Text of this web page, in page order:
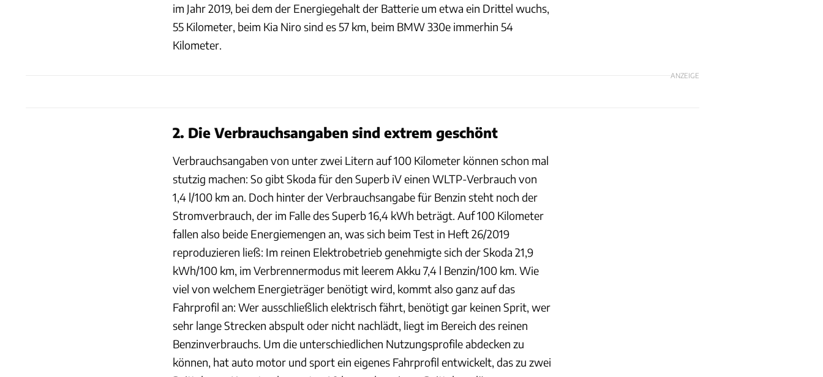
im Jahr 2019, bei dem der Energiegehalt der Batterie um etwa ein Drittel wuchs,
55 Kilometer, beim Kia Niro sind es 57 km, beim BMW 330e immerhin 54
Kilometer.
ANZEIGE
2. Die Verbrauchsangaben sind extrem geschönt
Verbrauchsangaben von unter zwei Litern auf 100 Kilometer können schon mal
stutzig machen: So gibt Skoda für den Superb iV einen WLTP-Verbrauch von
1,4 l/100 km an. Doch hinter der Verbrauchsangabe für Benzin steht noch der
Stromverbrauch, der im Falle des Superb 16,4 kWh beträgt. Auf 100 Kilometer
fallen also beide Energiemengen an, was sich beim Test in Heft 26/2019
reproduzieren ließ: Im reinen Elektrobetrieb genehmigte sich der Skoda 21,9
kWh/100 km, im Verbrennermodus mit leerem Akku 7,4 l Benzin/100 km. Wie
viel von welchem Energieträger benötigt wird, kommt also ganz auf das
Fahrprofil an: Wer ausschließlich elektrisch fährt, benötigt gar keinen Sprit, wer
sehr lange Strecken abspult oder nicht nachlädt, liegt im Bereich des reinen
Benzinverbrauchs. Um die unterschiedlichen Nutzungsprofile abdecken zu
können, hat auto motor und sport ein eigenes Fahrprofil entwickelt, das zu zwei